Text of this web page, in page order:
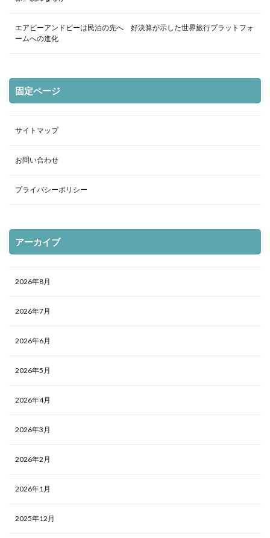
エアビーアンドビーは民泊の先へ 好決算が示した世界旅行プラットフォ
ームへの進化
固定ページ
サイトマップ
お問い合わせ
プライバシーポリシー
アーカイブ
2026年8月
2026年7月
2026年6月
2026年5月
2026年4月
2026年3月
2026年2月
2026年1月
2025年12月